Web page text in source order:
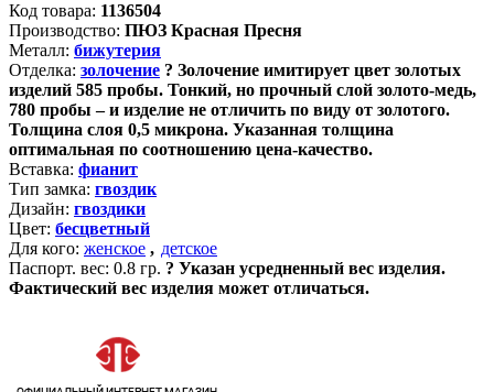
Код товара: 1136504
Производство: ПЮЗ Красная Пресня
Металл: бижутерия
Отделка: золочение ? Золочение имитирует цвет золотых
изделий 585 пробы. Тонкий, но прочный слой золото-медь,
780 пробы – и изделие не отличить по виду от золотого.
Толщина слоя 0,5 микрона. Указанная толщина
оптимальная по соотношению цена-качество.
Вставка: фианит
Тип замка: гвоздик
Дизайн: гвоздики
Цвет: бесцветный
Для кого: женское , детское
Паспорт. вес: 0.8 гр. ? Указан усредненный вес изделия.
Фактический вес изделия может отличаться.